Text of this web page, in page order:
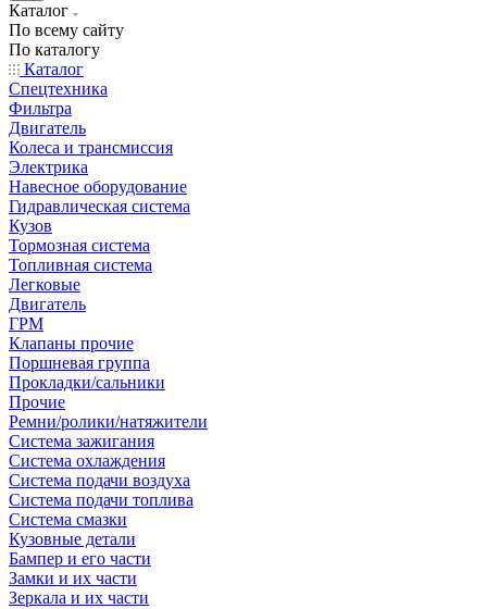
Каталог
По всему сайту
По каталогу
Каталог
Спецтехника
Фильтра
Двигатель
Колеса и трансмиссия
Электрика
Навесное оборудование
Гидравлическая система
Кузов
Тормозная система
Топливная система
Легковые
Двигатель
ГРМ
Клапаны прочие
Поршневая группа
Прокладки/сальники
Прочие
Ремни/ролики/натяжители
Система зажигания
Система охлаждения
Система подачи воздуха
Система подачи топлива
Система смазки
Кузовные детали
Бампер и его части
Замки и их части
Зеркала и их части